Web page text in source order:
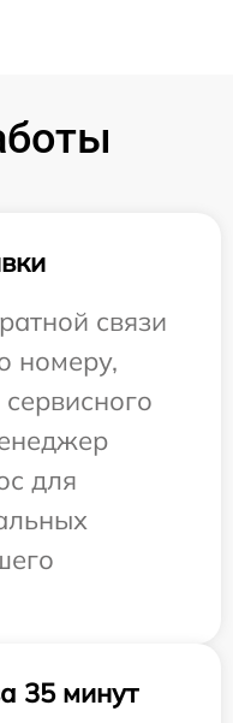
связи
номеру,
для
35 минут